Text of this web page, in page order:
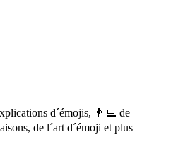
d´émojis, 👨‍💻 de
de l´art d´émoji et plus